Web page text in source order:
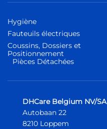
Hygiène
Fauteuils électriques
Coussins, Dossiers et
Positionnement
Pièces Détachées
DHCare Belgium NV/SA
Autobaan 22
8210 Loppem